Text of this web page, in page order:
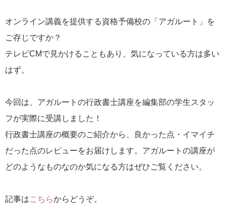
オンライン講義を提供する資格予備校の「アガルート」を
ご存じですか？
テレビCMで見かけることもあり、気になっている方は多い
はず。
今回は、アガルートの行政書士講座を編集部の学生スタッ
フが実際に受講しました！
行政書士講座の概要のご紹介から、良かった点・イマイチ
だった点のレビューをお届けします。アガルートの講座が
どのようなものなのか気になる方はぜひご覧ください。
記事はこちらからどうぞ。